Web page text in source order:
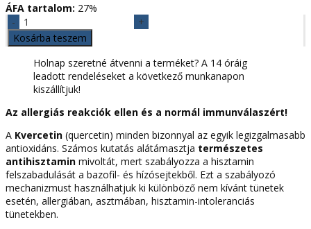
ÁFA tartalom: 27%
Kvercetin
&
Bromelain
komplex
(75
mennyiség
Kosárba teszem
Holnap szeretné átvenni a terméket? A 14 óráig
leadott rendeléseket a következő munkanapon
kiszállítjuk!
Az allergiás reakciók ellen és a normál immunválaszért!
A Kvercetin (quercetin) minden bizonnyal az egyik legizgalmasabb
antioxidáns. Számos kutatás alátámasztja természetes
antihisztamin mivoltát, mert szabályozza a hisztamin
felszabadulását a bazofil- és hízósejtekből. Ezt a szabályozó
mechanizmust használhatjuk ki különböző nem kívánt tünetek
esetén, allergiában, asztmában, hisztamin-intoleranciás
tünetekben.